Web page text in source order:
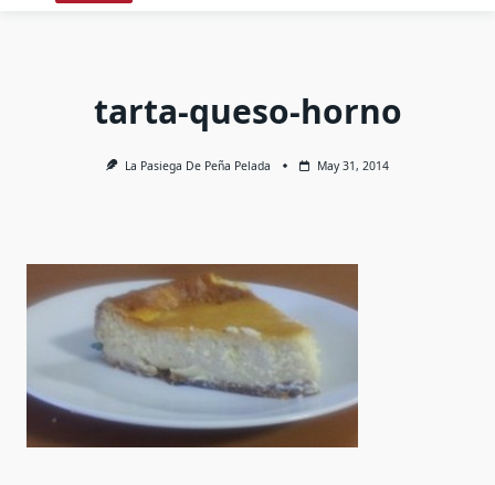
tarta-queso-horno
La Pasiega De Peña Pelada May 31, 2014